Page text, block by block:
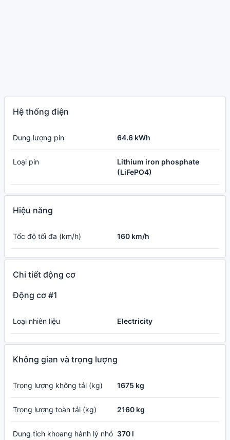
Hệ thống điện
Dung lượng pin 64.6 kWh
Loại pin
Lithium iron phosphate
(LiFePO4)
Hiệu năng
Tốc độ tối đa (km/h) 160 km/h
Chi tiết động cơ
Động cơ #1
Loại nhiên liệu Electricity
Không gian và trọng lượng
Trọng lượng không tải (kg) 1675 kg
Trọng lượng toàn tải (kg) 2160 kg
Dung tích khoang hành lý nhỏ 370 l